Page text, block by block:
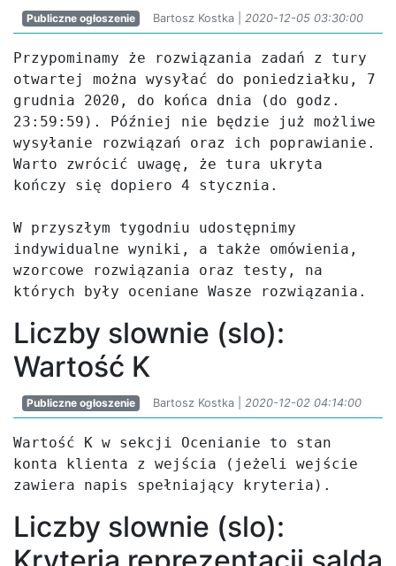
Publiczne ogłoszenie Bartosz Kostka | 2020-12-05 03:30:00
Przypominamy że rozwiązania zadań z tury
otwartej można wysyłać do poniedziałku, 7
grudnia 2020, do końca dnia (do godz.
23:59:59). Później nie będzie już możliwe
wysyłanie rozwiązań oraz ich poprawianie.
Warto zwrócić uwagę, że tura ukryta
kończy się dopiero 4 stycznia.
W przyszłym tygodniu udostępnimy
indywidualne wyniki, a także omówienia,
wzorcowe rozwiązania oraz testy, na
których były oceniane Wasze rozwiązania.
Liczby slownie (slo):
Wartość K
Publiczne ogłoszenie Bartosz Kostka | 2020-12-02 04:14:00
Wartość K w sekcji Ocenianie to stan
konta klienta z wejścia (jeżeli wejście
zawiera napis spełniający kryteria).
Liczby slownie (slo):